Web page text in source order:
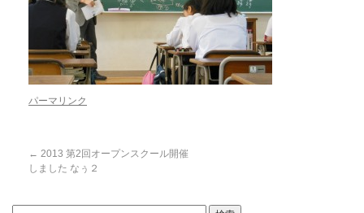
パーマリンク
← 2013 第2回オープンスクール開催
しました なぅ２